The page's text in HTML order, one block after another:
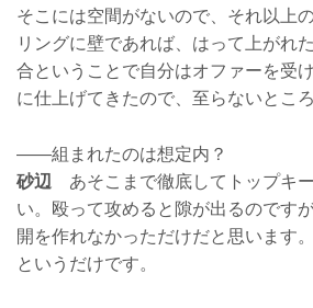
そこには空間がないので、それ以上
リングに壁であれば、はって上がれ
合ということで自分はオファーを受
に仕上げてきたので、至らないところ
——組まれたのは想定内？
砂辺 あそこまで徹底してトップキ
い。殴って攻めると隙が出るのです
開を作れなかっただけだと思います
というだけです。